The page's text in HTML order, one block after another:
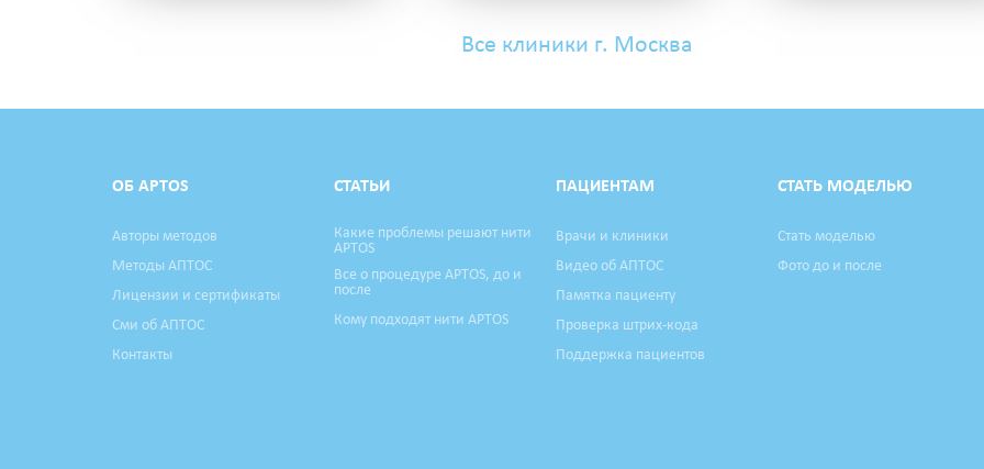
Все клиники г. Москва
ОБ APTOS
Авторы методов
Методы АПТОС
Лицензии и сертификаты
Сми об АПТОС
Контакты
СТАТЬИ
Какие проблемы решают нити
APTOS
Все о процедуре APTOS, до и
после
Кому подходят нити APTOS
ПАЦИЕНТАМ
Врачи и клиники
Видео об АПТОС
Памятка пациенту
Проверка штрих-кода
Поддержка пациентов
СТАТЬ МОДЕЛЬЮ
Стать моделью
Фото до и после